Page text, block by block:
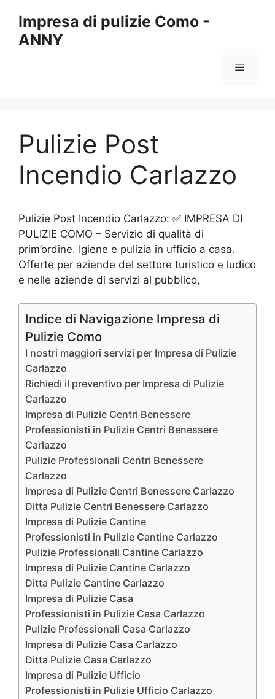
contenuto
Impresa di pulizie Como -
ANNY
Menu
Pulizie Post
Incendio Carlazzo
Pulizie Post Incendio Carlazzo: ✅ IMPRESA DI
PULIZIE COMO – Servizio di qualità di
prim’ordine. Igiene e pulizia in ufficio a casa.
Offerte per aziende del settore turistico e ludico
e nelle aziende di servizi al pubblico,
Indice di Navigazione Impresa di
Pulizie Como
I nostri maggiori servizi per Impresa di Pulizie
Carlazzo
Richiedi il preventivo per Impresa di Pulizie
Carlazzo
Impresa di Pulizie Centri Benessere
Professionisti in Pulizie Centri Benessere
Carlazzo
Pulizie Professionali Centri Benessere
Carlazzo
Impresa di Pulizie Centri Benessere Carlazzo
Ditta Pulizie Centri Benessere Carlazzo
Impresa di Pulizie Cantine
Professionisti in Pulizie Cantine Carlazzo
Pulizie Professionali Cantine Carlazzo
Impresa di Pulizie Cantine Carlazzo
Ditta Pulizie Cantine Carlazzo
Impresa di Pulizie Casa
Professionisti in Pulizie Casa Carlazzo
Pulizie Professionali Casa Carlazzo
Impresa di Pulizie Casa Carlazzo
Ditta Pulizie Casa Carlazzo
Impresa di Pulizie Ufficio
Professionisti in Pulizie Ufficio Carlazzo